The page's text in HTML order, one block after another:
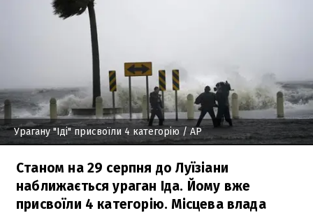
Урагану "Іді" присвоїли 4 категорію / AP
Станом на 29 серпня до Луїзіани
наближається ураган Іда. Йому вже
присвоїли 4 категорію. Місцева влада